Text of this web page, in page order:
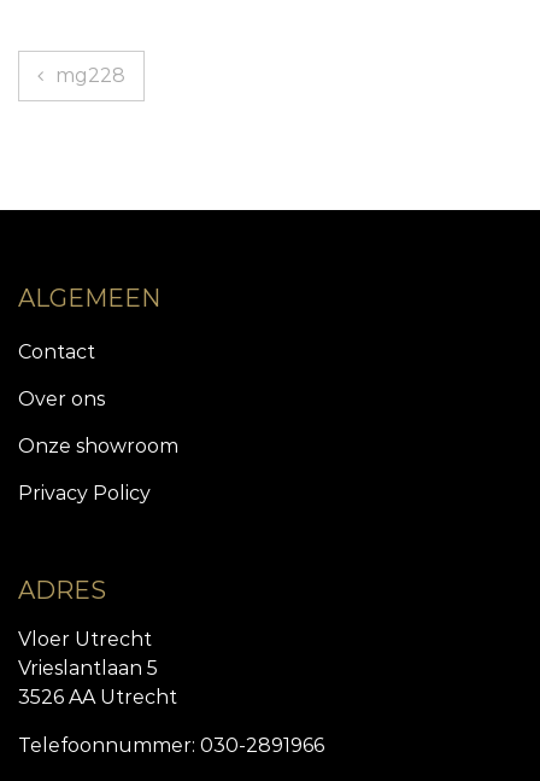
Bericht
navigatie
mg228
ALGEMEEN
Contact
Over ons
Onze showroom
Privacy Policy
ADRES
Vloer Utrecht
Vrieslantlaan 5
3526 AA Utrecht
Telefoonnummer: 030-2891966